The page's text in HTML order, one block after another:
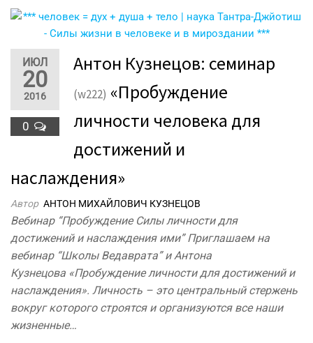
ИЮЛ
20
2016
0
Антон Кузнецов: семинар
(w222) «Пробуждение
личности человека для
достижений и
наслаждения»
Автор АНТОН МИХАЙЛОВИЧ КУЗНЕЦОВ
Вебинар “Пробуждение Силы личности для
достижений и наслаждения ими” Приглашаем на
вебинар “Школы Ведаврата” и Антона
Кузнецова «Пробуждение личности для достижений и
наслаждения». Личность – это центральный стержень
вокруг которого строятся и организуются все наши
жизненные…